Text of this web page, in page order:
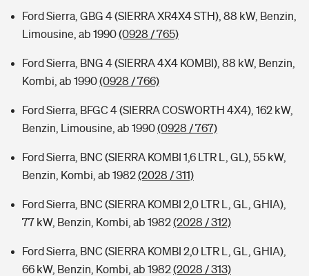
Ford Sierra, GBG 4 (SIERRA XR4X4 STH), 88 kW, Benzin,
Limousine, ab 1990(0928 / 765)
Ford Sierra, BNG 4 (SIERRA 4X4 KOMBI), 88 kW, Benzin,
Kombi, ab 1990(0928 / 766)
Ford Sierra, BFGC 4 (SIERRA COSWORTH 4X4), 162 kW,
Benzin, Limousine, ab 1990(0928 / 767)
Ford Sierra, BNC (SIERRA KOMBI 1,6 LTR L, GL), 55 kW,
Benzin, Kombi, ab 1982(2028 / 311)
Ford Sierra, BNC (SIERRA KOMBI 2,0 LTR L, GL, GHIA),
77 kW, Benzin, Kombi, ab 1982(2028 / 312)
Ford Sierra, BNC (SIERRA KOMBI 2,0 LTR L, GL, GHIA),
66 kW, Benzin, Kombi, ab 1982(2028 / 313)